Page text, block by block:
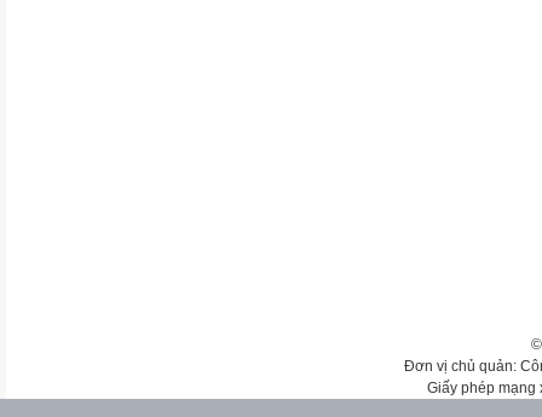
Đơn vị chủ quản:
Giấy phép mạng